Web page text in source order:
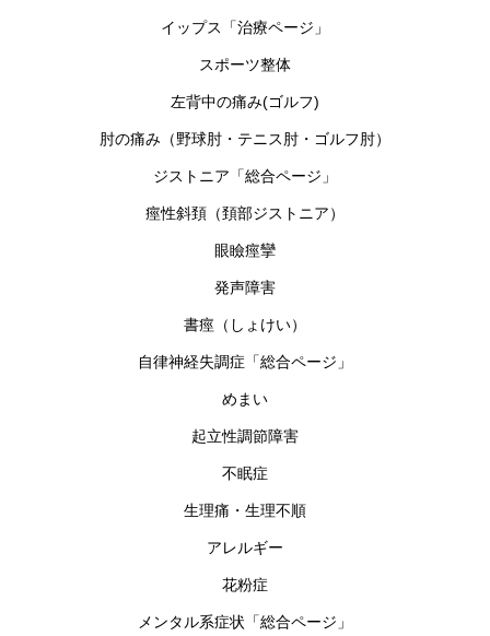
イップス「治療ページ」
スポーツ整体
左背中の痛み(ゴルフ)
肘の痛み（野球肘・テニス肘・ゴルフ肘）
ジストニア「総合ページ」
痙性斜頚（頚部ジストニア）
眼瞼痙攣
発声障害
書痙（しょけい）
自律神経失調症「総合ページ」
めまい
起立性調節障害
不眠症
生理痛・生理不順
アレルギー
花粉症
メンタル系症状「総合ページ」